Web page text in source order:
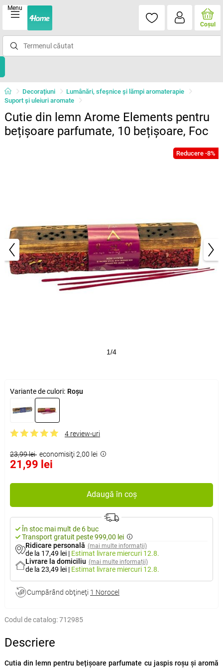
Menu
Coşul
Decorațiuni
Lumânări, sfeşnice şi lămpi aromaterapie
Suport şi uleiuri aromate
Cutie din lemn Arome Elements pentru
bețișoare parfumate, 10 bețișoare, Foc
Reducere -8%
1/4
Variante de culori: Roșu
4 review-uri
23,99 lei economisiţi 2,00 lei
21,99 lei
Adaugă în coș
În stoc mai mult de 6 buc
Transport gratuit peste 999,00 lei
Ridicare personală (mai multe informații)
de la 17,49 lei | Estimat livrare miercuri 12.8.
Livrare la domiciliu (mai multe informații)
de la 23,49 lei | Estimat livrare miercuri 12.8.
Cumpărând obţineţi 1 Norocel
Codul de catalog:712985
Descriere
Cutia din lemn pentru bețișoare parfumate cu jaspis roșu și aromă